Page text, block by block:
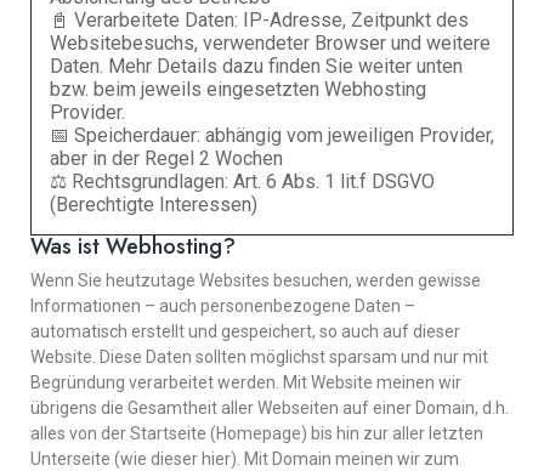
📓 Verarbeitete Daten: IP-Adresse, Zeitpunkt des
Websitebesuchs, verwendeter Browser und weitere
Daten. Mehr Details dazu finden Sie weiter unten
bzw. beim jeweils eingesetzten Webhosting
Provider.
📅 Speicherdauer: abhängig vom jeweiligen Provider,
aber in der Regel 2 Wochen
⚖️ Rechtsgrundlagen: Art. 6 Abs. 1 lit.f DSGVO
(Berechtigte Interessen)
Was ist Webhosting?
Wenn Sie heutzutage Websites besuchen, werden gewisse
Informationen – auch personenbezogene Daten –
automatisch erstellt und gespeichert, so auch auf dieser
Website. Diese Daten sollten möglichst sparsam und nur mit
Begründung verarbeitet werden. Mit Website meinen wir
übrigens die Gesamtheit aller Webseiten auf einer Domain, d.h.
alles von der Startseite (Homepage) bis hin zur aller letzten
Unterseite (wie dieser hier). Mit Domain meinen wir zum